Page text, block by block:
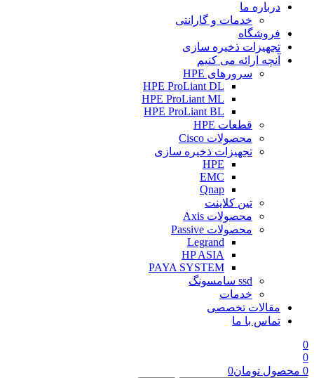
درباره ما
خدمات و گارانتی
فروشگاه
تجهیزات ذخیره سازی
آنچه ارائه می کنیم
سرورهای HPE
HPE ProLiant DL
HPE ProLiant ML
HPE ProLiant BL
قطعات HPE
محصولات Cisco
تجهیزات ذخیره سازی
HPE
EMC
Qnap
تین کلاینت
محصولات Axis
محصولات Passive
Legrand
HP ASIA
PAYA SYSTEM
ssd سامسونگ
خدمات
مقالات تخصصی
تماس با ما
0
0
0 محصول تومان0